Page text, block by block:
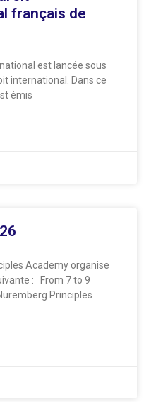
français de
est lancée sous
international. Dans ce
émis
Academy organise
: From 7 to 9
Principles